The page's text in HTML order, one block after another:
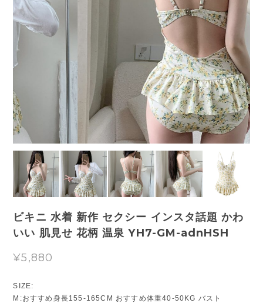
ビキニ 水着 新作 セクシー インスタ話題 かわ
いい 肌見せ 花柄 温泉 YH7-GM-adnHSH
¥5,880
SIZE:
M:おすすめ身長155-165CM おすすめ体重40-50KG バスト